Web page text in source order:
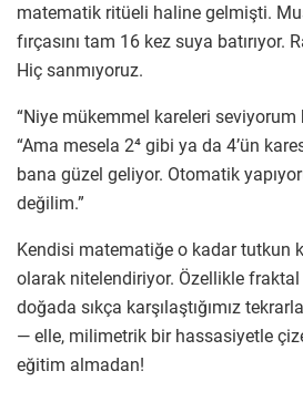
matematik ritüeli haline gelmişti.
fırçasını tam 16 kez suya batırıyor.
Hiç sanmıyoruz.
“Niye mükemmel kareleri seviyorum
“Ama mesela 2⁴ gibi ya da 4’ün
bana güzel geliyor. Otomatik
değilim.”
Kendisi matematiğe o kadar tutkun
olarak nitelendiriyor. Özellikle
doğada sıkça karşılaştığımız
— elle, milimetrik bir hassasiyetle
eğitim almadan!